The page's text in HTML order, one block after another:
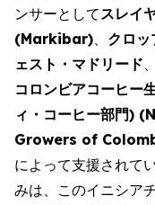
ンサーとしてスレイ
(Markibar)、 クロ
ェスト・マドリード
コロンビアコーヒー
ィ・コーヒー部門) (
Growers of
によって支援されて
みは、このイニシア